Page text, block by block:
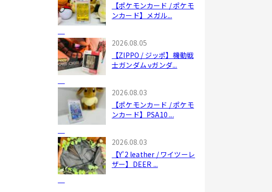
【ポケモンカード / ポケモ
ンカード】メガル...
2026.08.05
【ZIPPO / ジッポ】機動戦
士ガンダム νガンダ...
2026.08.03
【ポケモンカード / ポケモ
ンカード】PSA10 ...
2026.08.03
【Y'2 leather / ワイツーレ
ザー】DEER ...